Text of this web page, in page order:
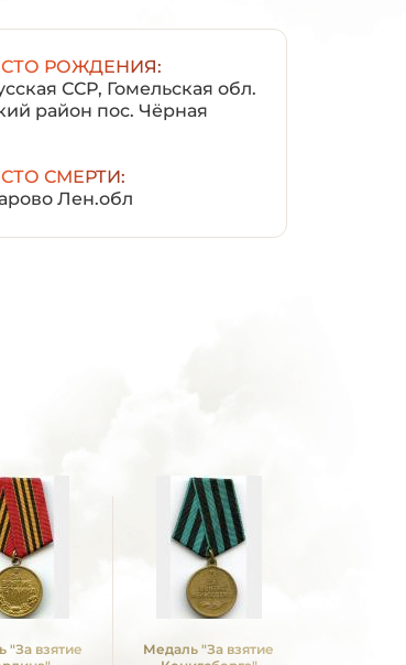
РОЖДЕНИЯ:
ССР, Гомельская обл.
район пос. Чёрная
СМЕРТИ:
Лен.обл
"За взятие
Медаль "За взятие